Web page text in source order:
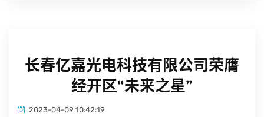
长春亿嘉光电科技有限公司荣膺
经开区“未来之星”
2023-04-09 10:42:19